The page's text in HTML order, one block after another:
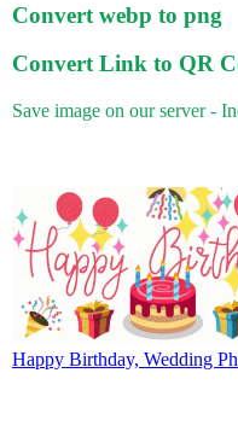
Convert webp to png
Convert Link to QR
Save image on our server -
Happy Birthday, Wedding